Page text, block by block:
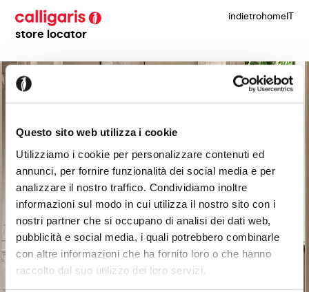
Questo sito web utilizza i cookie
Utilizziamo i cookie per personalizzare contenuti ed
annunci, per fornire funzionalità dei social media e per
analizzare il nostro traffico. Condividiamo inoltre
informazioni sul modo in cui utilizza il nostro sito con i
nostri partner che si occupano di analisi dei dati web,
pubblicità e social media, i quali potrebbero combinarle
con altre informazioni che ha fornito loro o che hanno
raccolto dal suo utilizzo dei loro servizi.
store locator
indietrohomeIT